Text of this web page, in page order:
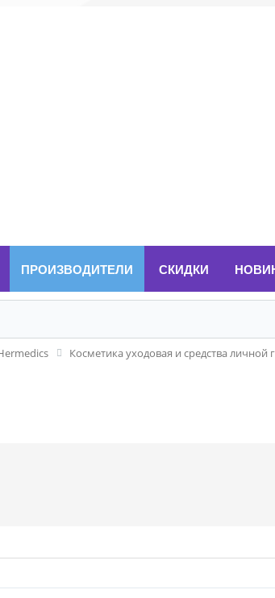
ПРОИЗВОДИТЕЛИ СКИДКИ
Косметика уходовая и средства